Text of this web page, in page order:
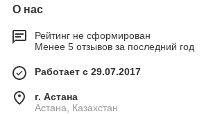
О нас
Рейтинг не сформирован
Менее 5 отзывов за последний год
Работает с 29.07.2017
г. Астана
Астана, Казахстан